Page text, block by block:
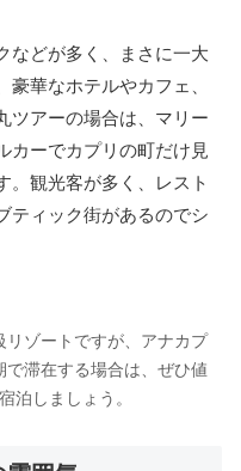
などが多く、まさに一大
華なホテルやカフェ、
ツアーの場合は、マリー
カーでカプリの町だけ見
。観光客が多く、レスト
ティック街があるのでシ
リゾートですが、アナカプ
で滞在する場合は、ぜひ値
泊しましょう。